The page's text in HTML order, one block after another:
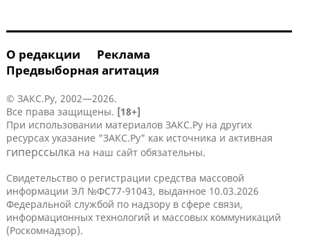
О редакции
Реклама
Предвыборная агитация
© ЗАКС.Ру, 2002—2026.
Все права защищены. [18+]
При использовании материалов ЗАКС.Ру на других
ресурсах указание "ЗАКС.Ру" как источника и активная
гиперссылка на наш сайт обязательны.
Свидетельство о регистрации средства массовой
информации ЭЛ №ФС77-91043, выданное 10.03.2026
Федеральной службой по надзору в сфере связи,
информационных технологий и массовых коммуникаций
(Роскомнадзор).